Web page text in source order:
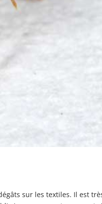
sur les textiles. Il est